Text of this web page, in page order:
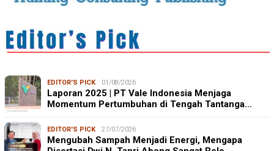
EDITOR'S PICK 01/08/2026
Laporan 2025 | PT Vale Indonesia Menjaga
Momentum Pertumbuhan di Tengah Tantanga…
EDITOR'S PICK 27/07/2026
Mengubah Sampah Menjadi Energi, Mengapa